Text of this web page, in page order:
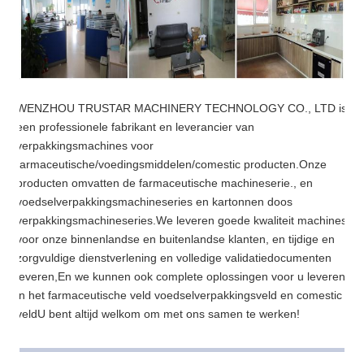
WENZHOU TRUSTAR MACHINERY TECHNOLOGY CO., LTD is
een professionele fabrikant en leverancier van
verpakkingsmachines voor
farmaceutische/voedingsmiddelen/comestic producten.Onze
producten omvatten de farmaceutische machineserie., en
voedselverpakkingsmachineseries en kartonnen doos
verpakkingsmachineseries.We leveren goede kwaliteit machines
voor onze binnenlandse en buitenlandse klanten, en tijdige en
zorgvuldige dienstverlening en volledige validatiedocumenten
leveren,En we kunnen ook complete oplossingen voor u leveren
in het farmaceutische veld voedselverpakkingsveld en comestic
veldU bent altijd welkom om met ons samen te werken!